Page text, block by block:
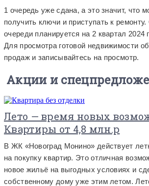
1 очередь уже сдана, а это значит, что
получить ключи и приступать к
очереди планируется на 2 квартал 2024
Для просмотра готовой недвижимости
продаж и записывайтесь на просмотр.
Акции и
Лето — время новых
Квартиры от 4,8 млн.р
В ЖК «Новоград Монино» действует
на покупку квартир. Это отличная
новое жильё на выгодных условиях и
собственному дому уже этим летом.